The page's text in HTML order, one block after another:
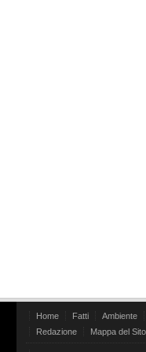
Home Fatti Ambiente
Redazione
Mappa del Sito